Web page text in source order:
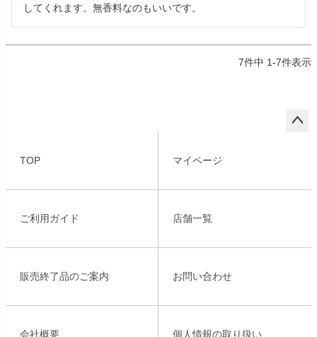
してくれます。無香料なのもいいです。
7件中 1-7件表示
TOP マイページ
ご利用ガイド 店舗一覧
販売終了品のご案内 お問い合わせ
会社概要 個人情報の取り扱い